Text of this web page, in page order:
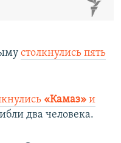
столкнулись пять
«Камаз» и
два человека.